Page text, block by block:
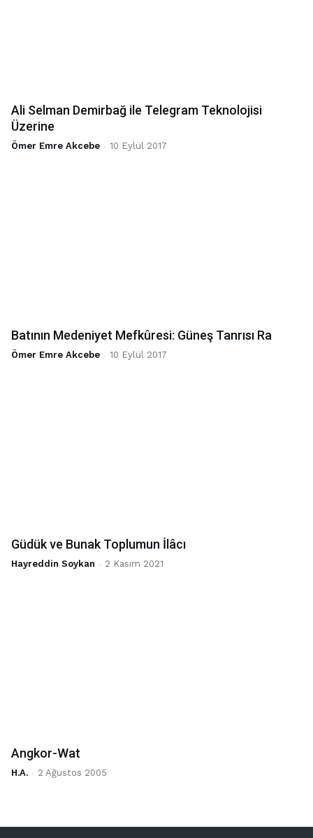
Ali Selman Demirbağ ile Telegram Teknolojisi
Üzerine
Ömer Emre Akcebe - 10 Eylül 2017
Batının Medeniyet Mefkûresi: Güneş Tanrısı Ra
Ömer Emre Akcebe - 10 Eylül 2017
Güdük ve Bunak Toplumun İlâcı
Hayreddin Soykan - 2 Kasım 2021
Angkor-Wat
H.A. - 2 Ağustos 2005